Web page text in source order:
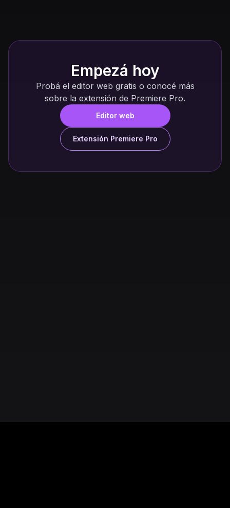
Empezá hoy
Probá el editor web gratis o conocé más
sobre la extensión de Premiere Pro.
Editor web
Extensión Premiere Pro